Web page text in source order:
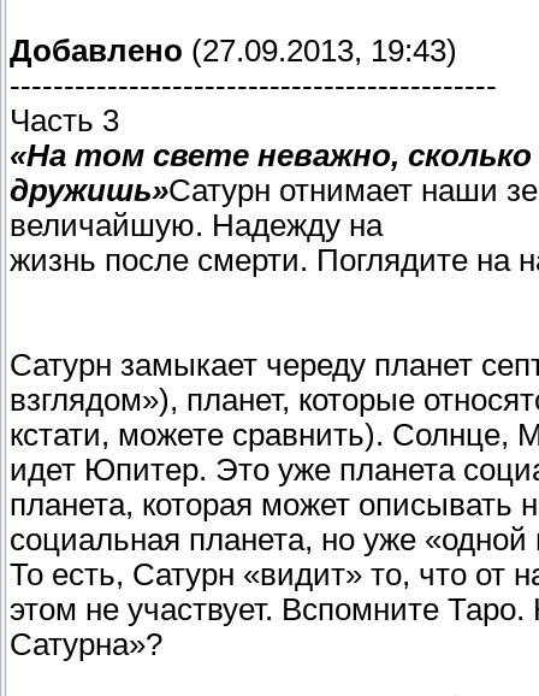
Добавлено (27.09.2013, 19:43)
---------------------------------------------
Часть 3
«На том свете неважно,
дружишь»Сатурн отнимает наши
величайшую. Надежду на
жизнь после смерти. Поглядите на
Сатурн замыкает череду планет
взглядом»), планет, которые
кстати, можете сравнить).
идет Юпитер. Это уже планета
планета, которая может
социальная планета, но уже
То есть, Сатурн «видит» то, что от
этом не участвует. Вспомните
Сатурна»?